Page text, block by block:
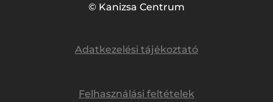
© Kanizsa Centrum
Adatkezelési tájékoztató
Felhasználási feltételek